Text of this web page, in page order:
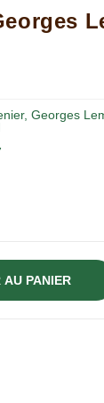
Georges
AU PANIER